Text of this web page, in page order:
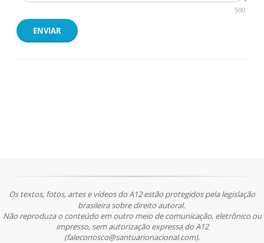
500
ENVIAR
Os textos, fotos, artes e vídeos do A12 estão protegidos pela legislação
brasileira sobre direito autoral.
Não reproduza o conteúdo em outro meio de comunicação, eletrônico ou
impresso, sem autorização expressa do A12
(faleconosco@santuarionacional.com).